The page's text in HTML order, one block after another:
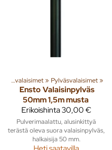
Ulkovalaisimet‪» Pylväsvalaisimet‪»
Ensto Valaisinpylväs
50mm 1,5m musta
Erikoishinta30,00 €
Pulverimaalattu, alusinkittyä
terästä oleva suora valaisinpylväs,
halkaisija 50 mm.
‪» Rakenna‪» Valaisimet ja lamput‪»